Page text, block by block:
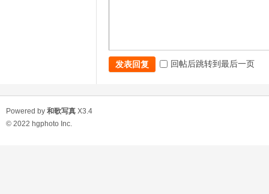
发表回复 回帖后跳转到最后一页
Powered by 和歌写真 X3.4
© 2022 hgphoto Inc.